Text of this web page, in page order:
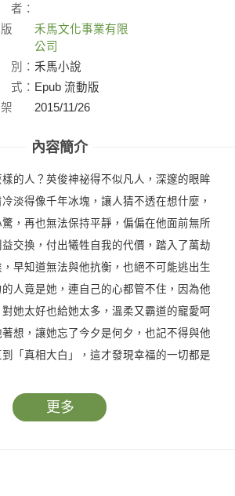
者：
禾馬文化事業有限
公司
別： 禾馬小說
式： Epub 流動版
架
2015/11/26
內容簡介
的人？英俊神祕得不似凡人，深邃的眼眸
淡得像千年冰塊，讓人猜不透在想什麼，
，再也無法保持平靜，偏偏在他面前無所
交換，付出犧牲自我的代價，踏入了萬劫
早知道無法與他抗衡，也絕不可能逃出生
人竟是她，連自己的心都管不住，因為他
她太好也給她太多，溫柔又霸道的寵愛呵
想，讓她忘了今夕是何夕，也記不得與他
「真相大白」，這才發現幸福的一切都是
更多